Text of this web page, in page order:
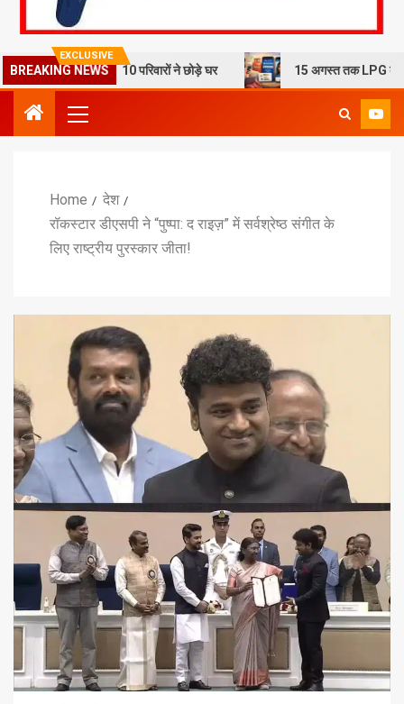
EXCLUSIVE
BREAKING NEWS
से दहशत, 10 परिवारों ने छोड़े घर 15 अगस्त तक LPG कनेक्शन की e-
Home
देश
रॉकस्टार डीएसपी ने “पुष्पा: द राइज़” में सर्वश्रेष्ठ संगीत के
लिए राष्ट्रीय पुरस्कार जीता!